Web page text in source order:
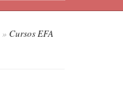
» Cursos EFA